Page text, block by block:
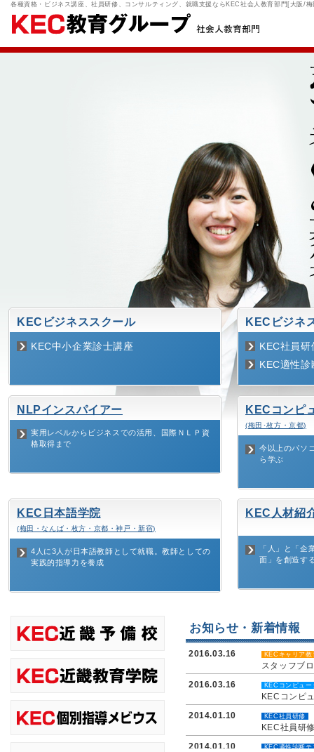
各種資格・ビジネス講座、社員研修、コンサルティング、就職支援ならKEC社会人教育部門[大阪/
KECビジネススクール
KEC中小企業診士講座
KECビジネ
KEC社員研
KEC適性診
NLPインスパイアー
実用レベルからビジネスでの活用、国際ＮＬＰ資
格取得まで
KECコンピ
(梅田･枚方・京都)
今以上のパソ
ら学ぶ
KEC日本語学院
(梅田・なんば・枚方・京都・神戸・新宿)
4人に3人が日本語教師として就職。教師としての
実践的指導力を養成
KEC人材紹
「人」と「企
面」を創造す
お知らせ・新着情報
2016.03.16 KECキャリア教
スタッフブ
2016.03.16
KECコンピュー
KECコンピ
2014.01.10
KEC社員研修
KEC社員研
2014.01.10
KEC適性診断テ